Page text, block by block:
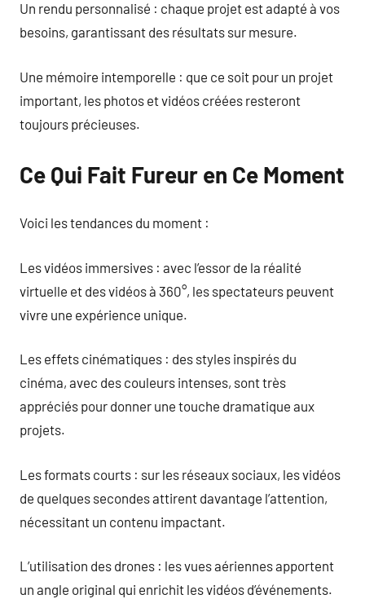
Un rendu personnalisé : chaque projet est adapté à vos
besoins, garantissant des résultats sur mesure.
Une mémoire intemporelle : que ce soit pour un projet
important, les photos et vidéos créées resteront
toujours précieuses.
Ce Qui Fait Fureur en Ce Moment
Voici les tendances du moment :
Les vidéos immersives : avec l’essor de la réalité
virtuelle et des vidéos à 360°, les spectateurs peuvent
vivre une expérience unique.
Les effets cinématiques : des styles inspirés du
cinéma, avec des couleurs intenses, sont très
appréciés pour donner une touche dramatique aux
projets.
Les formats courts : sur les réseaux sociaux, les vidéos
de quelques secondes attirent davantage l’attention,
nécessitant un contenu impactant.
L’utilisation des drones : les vues aériennes apportent
un angle original qui enrichit les vidéos d’événements.